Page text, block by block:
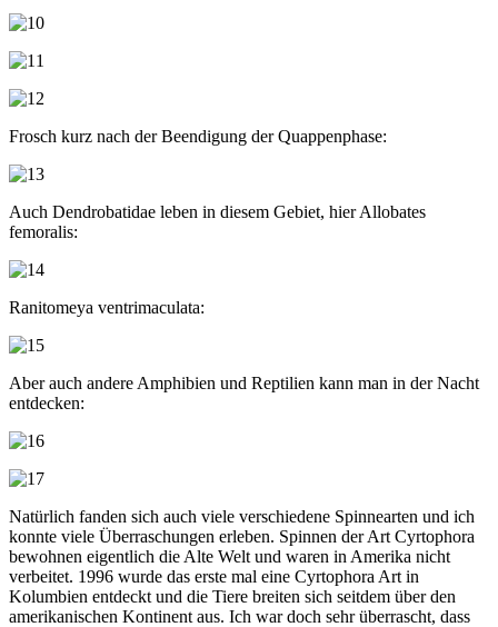
Frosch kurz nach der Beendigung der Quappenphase:
Auch Dendrobatidae leben in diesem Gebiet, hier Allobates
femoralis:
Ranitomeya ventrimaculata:
Aber auch andere Amphibien und Reptilien kann man in der Nacht
entdecken:
Natürlich fanden sich auch viele verschiedene Spinnearten und ich
konnte viele Überraschungen erleben. Spinnen der Art Cyrtophora
bewohnen eigentlich die Alte Welt und waren in Amerika nicht
verbeitet. 1996 wurde das erste mal eine Cyrtophora Art in
Kolumbien entdeckt und die Tiere breiten sich seitdem über den
amerikanischen Kontinent aus. Ich war doch sehr überrascht, dass